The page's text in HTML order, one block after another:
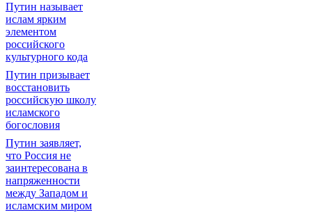
Путин называет
ислам ярким
элементом
российского
культурного кода
Путин призывает
восстановить
российскую школу
исламского
богословия
Путин заявляет,
что Россия не
заинтересована в
напряженности
между Западом и
исламским миром